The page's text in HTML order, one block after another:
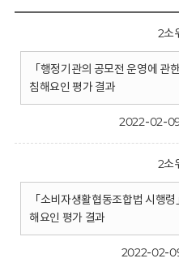
2소
「행정기관의 공모전 운영에 관
침해요인 평가 결과
2022-02-
2소
「소비자생활협동조합법 시행
해요인 평가 결과
2022-02-